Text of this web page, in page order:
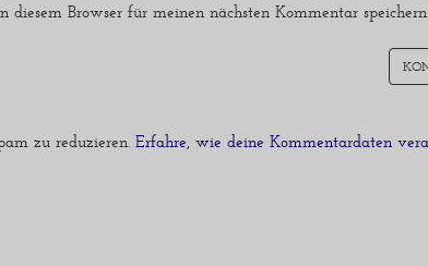
Browser für meinen nächsten Kommentar speichern.
zu reduzieren. Erfahre, wie deine Kommentardaten